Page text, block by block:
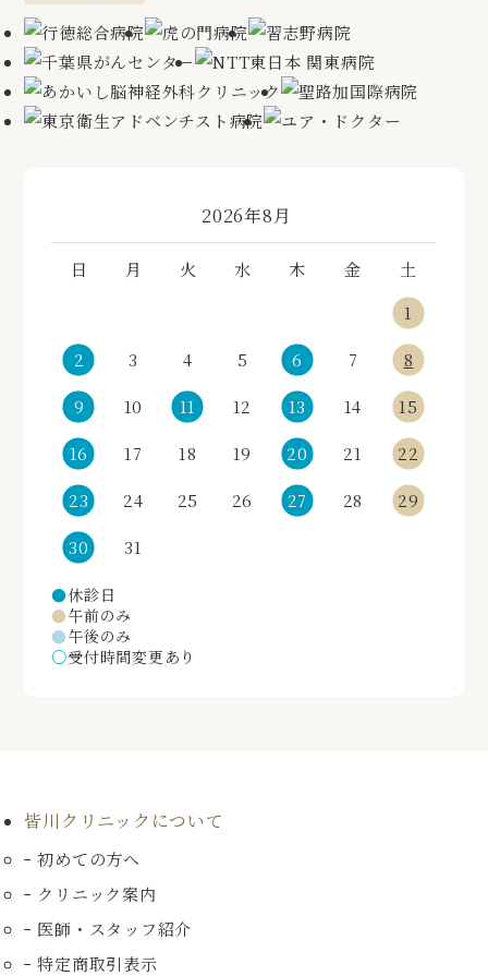
2026年8月
日 月 火 水 木 金
土
1
2 3 4 5 6 7 8
9 10 11 12 13 14 15
16 17 18 19 20 21 22
23 24 25 26 27 28 29
30 31
●休診日
●午前のみ
●午後のみ
○受付時間変更あり
皆川クリニックについて
初めての方へ
クリニック案内
医師・スタッフ紹介
特定商取引表示